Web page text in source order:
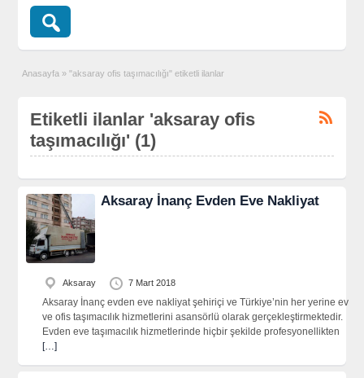
Anasayfa » "aksaray ofis taşımacılığı" etiketli ilanlar
Etiketli ilanlar 'aksaray ofis
taşımacılığı' (1)
Aksaray İnanç Evden Eve Nakliyat
Aksaray 7 Mart 2018
Aksaray İnanç evden eve nakliyat şehiriçi ve Türkiye’nin her yerine ev
ve ofis taşımacılık hizmetlerini asansörlü olarak gerçekleştirmektedir.
Evden eve taşımacılık hizmetlerinde hiçbir şekilde profesyonellikten
[…]